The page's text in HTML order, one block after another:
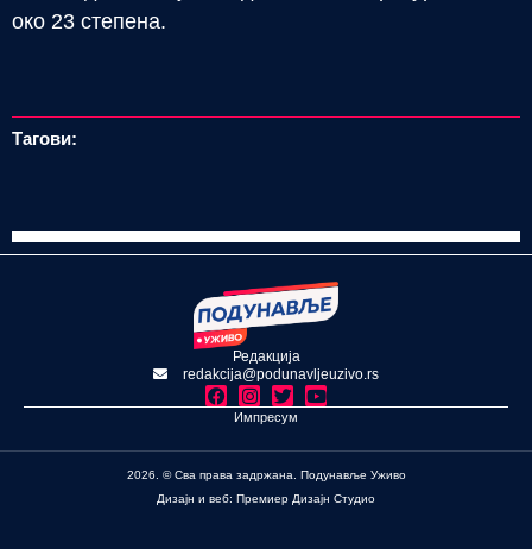
око 23 степена.
Тагови:
Редакција
redakcija@podunavljeuzivo.rs
Импресум
2026. © Сва права задржана. Подунавље Уживо
Дизајн и веб: Премиер Дизајн Студио